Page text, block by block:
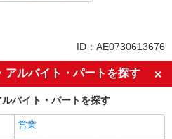
未経験歓迎
新卒・第二新卒歓迎
主婦・主夫歓迎
学歴不問
ID：AE0730613676
アルバイト・パートを探す
バイト・パートを探す
営業